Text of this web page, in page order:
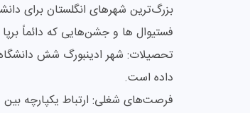
بزرگ‌‌ترین شهرهای انگلستان برای
فستیوال ها و جشن‌هایی که دائماً
تحصیلات: شهر ادینبورگ شش دانشگاه
داده است.
فرصت‌های شغلی: ارتباط یکپارچه